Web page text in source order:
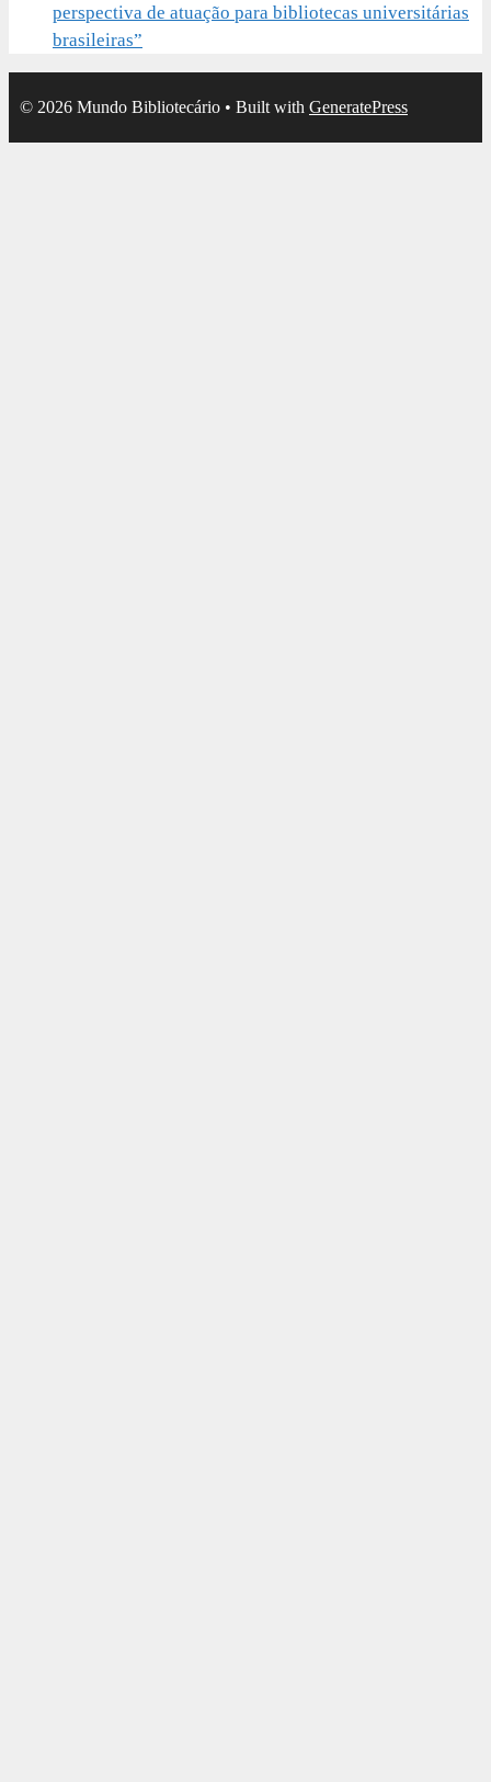
perspectiva de atuação para bibliotecas universitárias
brasileiras”
© 2026 Mundo Bibliotecário • Built with GeneratePress